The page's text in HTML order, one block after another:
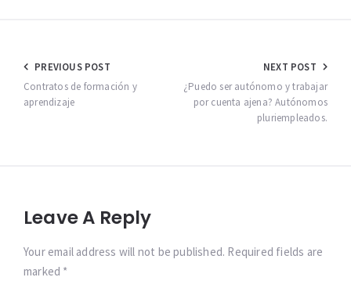
Navegación
de
entradas
PREVIOUS POST
Contratos de formación y
aprendizaje
NEXT POST
¿Puedo ser autónomo y trabajar
por cuenta ajena? Autónomos
pluriempleados.
Leave A Reply
Your email address will not be published. Required fields are
marked *